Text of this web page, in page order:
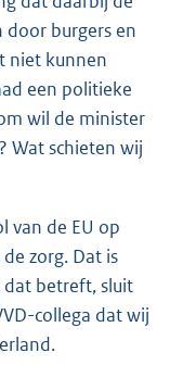
door burgers en
niet kunnen
een politieke
wil de minister
Wat schieten wij
van de EU op
zorg. Dat is
dat betreft, sluit
collega dat wij